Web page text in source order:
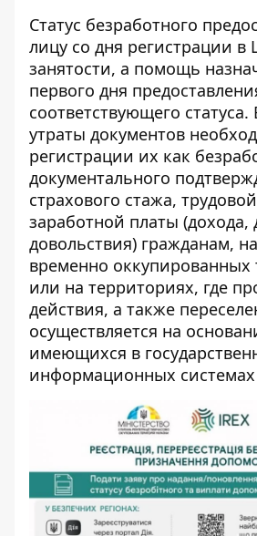
Статус безработного
лицу со дня регистрации в
занятости, а помощь
первого дня
соответствующего статуса.
утраты документов
регистрации их как
документального
страхового стажа,
заработной платы (дохода,
довольствия) гражданам,
временно оккупированных
или на территориях, где
действия, а также
осуществляется на
имеющихся в
информационных системах